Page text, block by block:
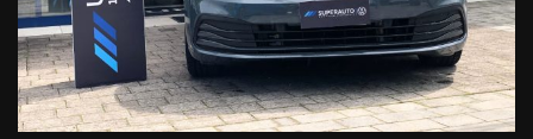
Lane Assist
Cruise Control Adattivo
Rilevatore stanchezza conducente
Chiamata d'Emergenza
Kit Antipanne
Monitoraggio pressione pneumatici